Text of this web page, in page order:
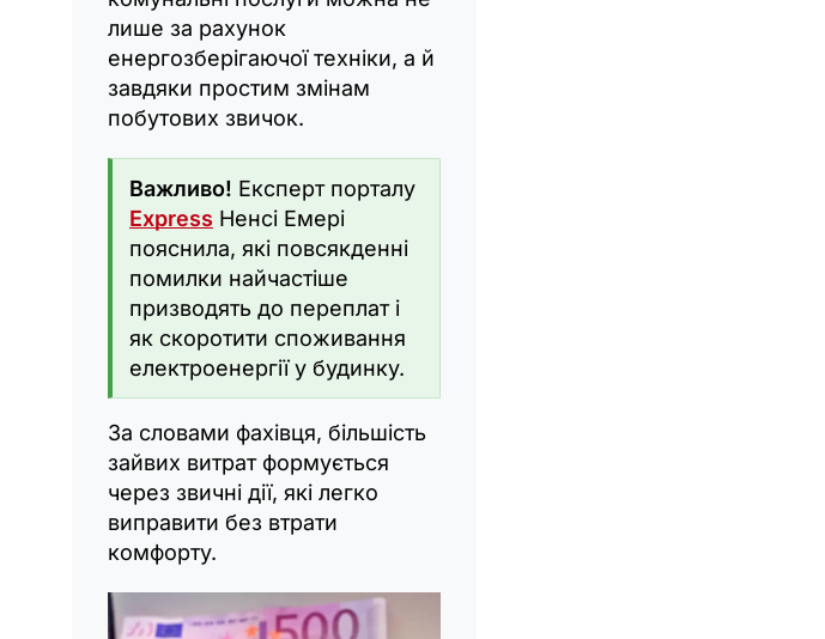
лише за рахунок
енергозберігаючої техніки, а й
завдяки простим змінам
побутових звичок.
Важливо! Експерт порталу
Express Ненсі Емері
пояснила, які повсякденні
помилки найчастіше
призводять до переплат і
як скоротити споживання
електроенергії у будинку.
За словами фахівця, більшість
зайвих витрат формується
через звичні дії, які легко
виправити без втрати
комфорту.